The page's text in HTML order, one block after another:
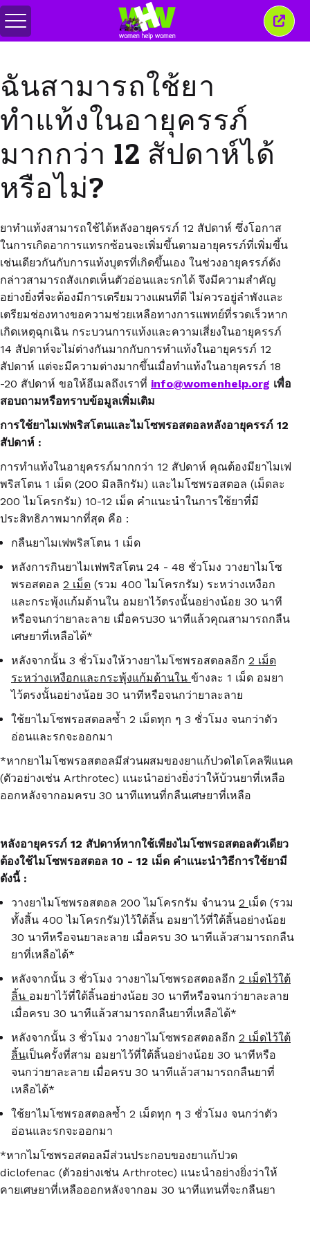
สลับ
เมนู
ปิด
หน้าต่
ฉันสามารถใช้ยา
ทำแท้งในอายุครรภ์
มากกว่า 12 สัปดาห์ได้
หรือไม่?
ยาทำแท้งสามารถใช้ได้หลังอายุครรภ์ 12 สัปดาห์ ซึ่งโอกาส
ในการเกิดอาการแทรกซ้อนจะเพิ่มขึ้นตามอายุครรภ์ที่เพิ่มขึ้น
เช่นเดียวกันกับการแท้งบุตรที่เกิดขึ้นเอง ในช่วงอายุครรภ์ดัง
กล่าวสามารถสังเกตเห็นตัวอ่อนและรกได้ จึงมีความสำคัญ
อย่างยิ่งที่จะต้องมีการเตรียมวางแผนที่ดี ไม่ควรอยู่ลำพังและ
เตรียมช่องทางขอความช่วยเหลือทางการแพทย์ที่รวดเร็วหาก
เกิดเหตุฉุกเฉิน กระบวนการแท้งและความเสี่ยงในอายุครรภ์
14 สัปดาห์จะไม่ต่างกันมากกับการทำแท้งในอายุครรภ์ 12
สัปดาห์ แต่จะมีความต่างมากขึ้นเมื่อทำแท้งในอายุครรภ์ 18
-20 สัปดาห์ ขอให้อีเมลถึงเราที่ info@womenhelp.org เพื่อ
สอบถามหรือทราบข้อมูลเพิ่มเติม
การใช้ยาไมเฟพริสโตนและไมโซพรอสตอลหลังอายุครรภ์ 12
สัปดาห์ :
การทำแท้งในอายุครรภ์มากกว่า 12 สัปดาห์ คุณต้องมียาไมเฟ
พริสโตน 1 เม็ด (200 มิลลิกรัม) และไมโซพรอสตอล (เม็ดละ
200ไมโครกรัม) 10-12 เม็ด คำแนะนำในการใช้ยาที่มี
ประสิทธิภาพมากที่สุด คือ :
กลืนยาไมเฟพริสโตน 1 เม็ด
หลังการกินยาไมเฟพริสโตน 24 - 48 ชั่วโมง วางยาไมโซ
พรอสตอล 2 เม็ด (รวม 400ไมโครกรัม) ระหว่างเหงือก
และกระพุ้งแก้มด้านใน อมยาไว้ตรงนั้นอย่างน้อย 30 นาที
หรือจนกว่ายาละลาย เมื่อครบ30 นาทีแล้วคุณสามารถกลืน
เศษยาที่เหลือได้*
หลังจากนั้น 3 ชั่วโมงให้วางยาไมโซพรอสตอลอีก 2 เม็ด
ระหว่างเหงือกและกระพุ้งแก้มด้านใน ข้างละ 1 เม็ด อมยา
ไว้ตรงนั้นอย่างน้อย 30 นาทีหรือจนกว่ายาละลาย
ใช้ยาไมโซพรอสตอลซ้ำ 2 เม็ดทุก ๆ 3 ชั่วโมง จนกว่าตัว
อ่อนและรกจะออกมา
*หากยาไมโซพรอสตอลมีส่วนผสมของยาแก้ปวดไดโคลฟีแนค
(ตัวอย่างเช่น Arthrotec) แนะนำอย่างยิ่งว่าให้บ้วนยาที่เหลือ
ออกหลังจากอมครบ 30 นาทีแทนที่กลืนเศษยาที่เหลือ
หลังอายุครรภ์ 12 สัปดาห์หากใช้เพียงไมโซพรอสตอลตัวเดียว
ต้องใช้ไมโซพรอสตอล 10 - 12 เม็ด คำแนะนำวิธีการใช้ยามี
ดังนี้ :
วางยาไมโซพรอสตอล 200ไมโครกรัม จำนวน 2 เม็ด (รวม
ทั้งสิ้น 400ไมโครกรัม)ไว้ใต้ลิ้น อมยาไว้ที่ใต้ลิ้นอย่างน้อย
30 นาทีหรือจนยาละลาย เมื่อครบ 30 นาทีแล้วสามารถกลืน
ยาที่เหลือได้*
หลังจากนั้น 3 ชั่วโมง วางยาไมโซพรอสตอลอีก 2 เม็ดไว้ใต้
ลิ้น อมยาไว้ที่ใต้ลิ้นอย่างน้อย 30 นาทีหรือจนกว่ายาละลาย
เมื่อครบ 30 นาทีแล้วสามารถกลืนยาที่เหลือได้*
หลังจากนั้น 3 ชั่วโมง วางยาไมโซพรอสตอลอีก 2 เม็ดไว้ใต้
ลิ้นเป็นครั้งที่สาม อมยาไว้ที่ใต้ลิ้นอย่างน้อย 30 นาทีหรือ
จนกว่ายาละลาย เมื่อครบ 30 นาทีแล้วสามารถกลืนยาที่
เหลือได้*
ใช้ยาไมโซพรอสตอลซ้ำ 2 เม็ดทุก ๆ 3 ชั่วโมง จนกว่าตัว
อ่อนและรกจะออกมา
*หากไมโซพรอสตอลมีส่วนประกอบของยาแก้ปวด
diclofenac (ตัวอย่างเช่น Arthrotec) แนะนำอย่างยิ่งว่าให้
คายเศษยาที่เหลือออกหลังจากอม 30 นาทีแทนที่จะกลืนยา